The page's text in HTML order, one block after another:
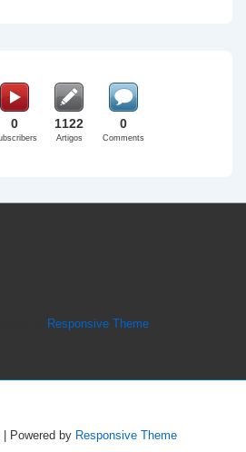
0 1122
Artigos
0
Comments
Responsive Theme
| Powered by Responsive Theme